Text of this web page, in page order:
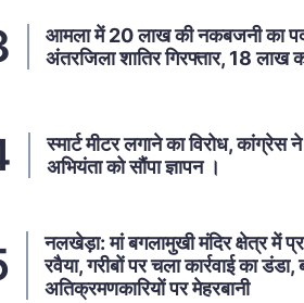
आमला में 20 लाख की नकबजनी का
अंतरजिला शातिर गिरफ्तार, 18 लाख
स्मार्ट मीटर लगाने का विरोध, कांग्रेस
अभियंता को सौंपा ज्ञापन ।
नलखेड़ा: मां बगलामुखी मंदिर क्षेत्र में
रवैया, गरीबों पर चला कार्रवाई का डंडा,
अतिक्रमणकारियों पर मेहरबानी